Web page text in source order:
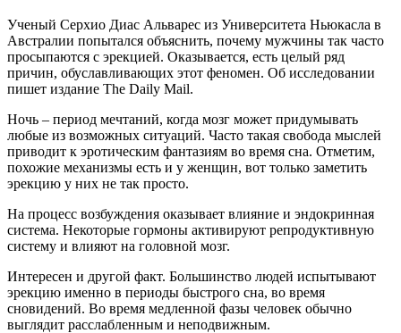
Ученый Серхио Диас Альварес из Университета Ньюкасла в
Австралии попытался объяснить, почему мужчины так часто
просыпаются с эрекцией. Оказывается, есть целый ряд
причин, обуславливающих этот феномен. Об исследовании
пишет издание The Daily Mail.
Ночь – период мечтаний, когда мозг может придумывать
любые из возможных ситуаций. Часто такая свобода мыслей
приводит к эротическим фантазиям во время сна. Отметим,
похожие механизмы есть и у женщин, вот только заметить
эрекцию у них не так просто.
На процесс возбуждения оказывает влияние и эндокринная
система. Некоторые гормоны активируют репродуктивную
систему и влияют на головной мозг.
Интересен и другой факт. Большинство людей испытывают
эрекцию именно в периоды быстрого сна, во время
сновидений. Во время медленной фазы человек обычно
выглядит расслабленным и неподвижным.